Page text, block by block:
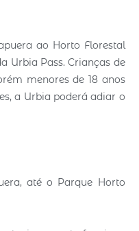
ao Horto Florestal
Urbia Pass. Crianças de
menores de 18 anos
a Urbia poderá adiar o
até o Parque Horto